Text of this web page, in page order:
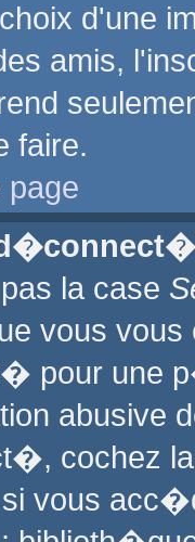
d'une
amis,
faire.
page
la case
vous
pour une
abusive
cochez
vous